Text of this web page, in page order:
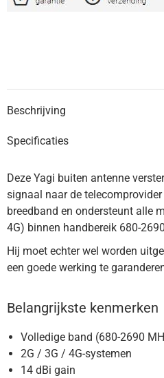
Beschrijving
Specificaties
Deze Yagi buiten antenne
signaal naar de
breedband en ondersteunt alle
4G) binnen handbereik 680-
Hij moet echter wel worden
een goede werking te
Belangrijkste kenmerken
Volledige band (680-2690
2G / 3G / 4G-systemen
14 dBi gain